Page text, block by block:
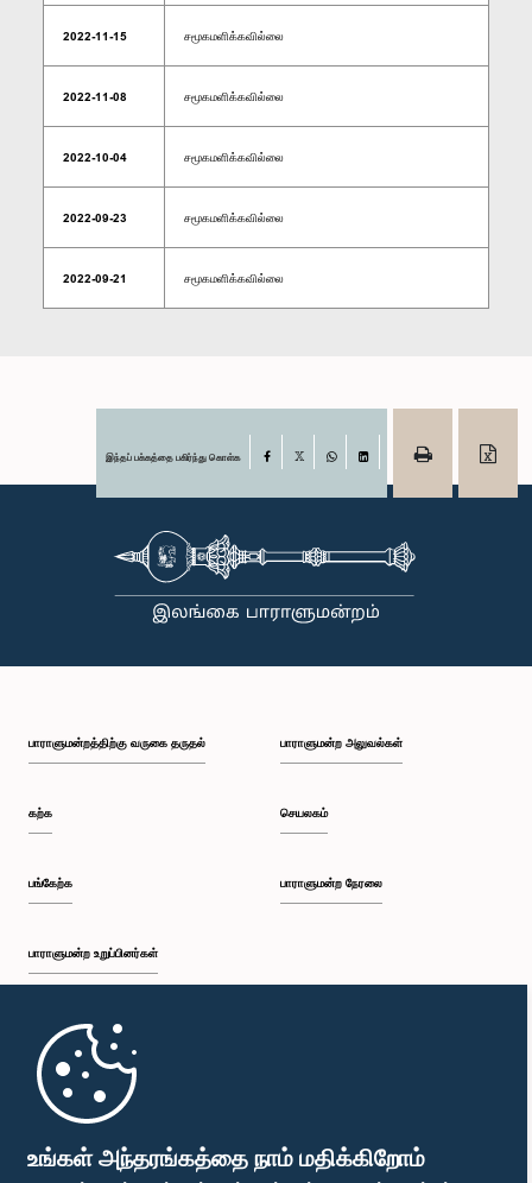
உங்கள் அந்தரங்கத்தை நாம் மதிக்கிறோம்
2022-11-15 சமூகமளிக்கவில்லை
2022-11-08 சமூகமளிக்கவில்லை
2022-10-04 சமூகமளிக்கவில்லை
2022-09-23 சமூகமளிக்கவில்லை
2022-09-21 சமூகமளிக்கவில்லை
இந்தப் பக்கத்தை பகிர்ந்து கொள்க Facebook
பாராளுமன்றத்திற்கு வருகை தருதல்
கற்க
பங்கேற்க
பாராளுமன்ற உறுப்பினர்கள்
முதற்பக்கம்
பாராளுமன்ற அலுவல்கள்
செயலகம்
பாராளுமன்ற நேரலை
பாராளுமன்ற கையடக்க செயலி